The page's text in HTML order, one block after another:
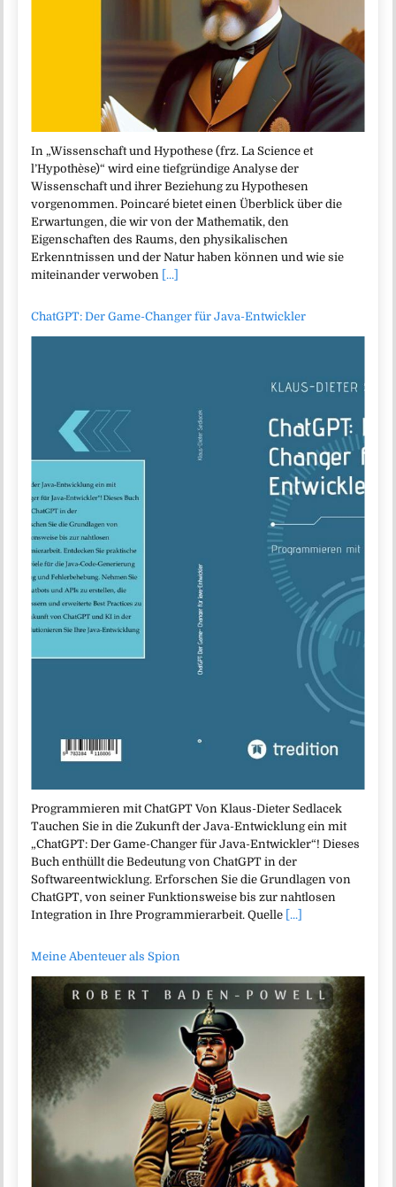
In „Wissenschaft und Hypothese (frz. La Science et
l’Hypothèse)“ wird eine tiefgründige Analyse der
Wissenschaft und ihrer Beziehung zu Hypothesen
vorgenommen. Poincaré bietet einen Überblick über die
Erwartungen, die wir von der Mathematik, den
Eigenschaften des Raums, den physikalischen
Erkenntnissen und der Natur haben können und wie sie
miteinander verwoben [...]
ChatGPT: Der Game-Changer für Java-Entwickler
Programmieren mit ChatGPT Von Klaus-Dieter Sedlacek
Tauchen Sie in die Zukunft der Java-Entwicklung ein mit
„ChatGPT: Der Game-Changer für Java-Entwickler“! Dieses
Buch enthüllt die Bedeutung von ChatGPT in der
Softwareentwicklung. Erforschen Sie die Grundlagen von
ChatGPT, von seiner Funktionsweise bis zur nahtlosen
Integration in Ihre Programmierarbeit. Quelle [...]
Meine Abenteuer als Spion